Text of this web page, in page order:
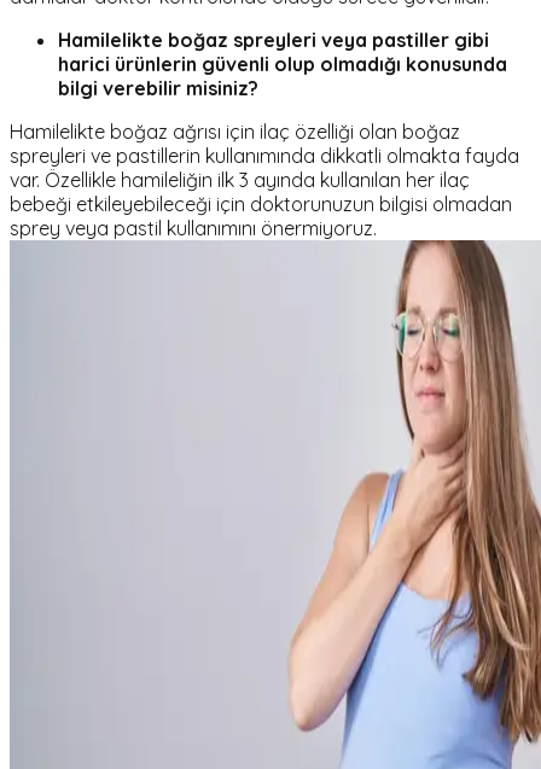
Hamilelikte boğaz spreyleri veya pastiller gibi
harici ürünlerin güvenli olup olmadığı konusunda
bilgi verebilir misiniz?
Hamilelikte boğaz ağrısı için ilaç özelliği olan boğaz
spreyleri ve pastillerin kullanımında dikkatli olmakta fayda
var. Özellikle hamileliğin ilk 3 ayında kullanılan her ilaç
bebeği etkileyebileceği için doktorunuzun bilgisi olmadan
sprey veya pastil kullanımını önermiyoruz.